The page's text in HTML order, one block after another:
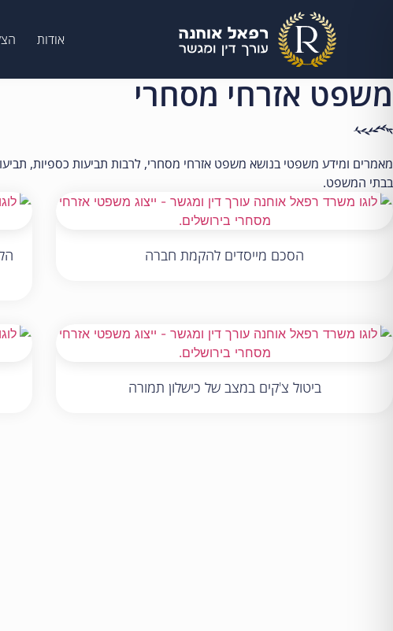
אודות
משפט אזרחי מסחרי
מאמרים ומידע משפטי בנושא משפט אזרחי מסחרי, לרבות תביעות כספיות,
בבתי המשפט.
הסכם מייסדים להקמת חברה
ביטול צ'קים במצב של כישלון תמורה